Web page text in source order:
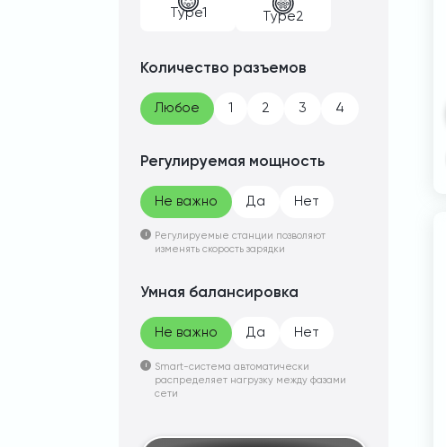
Type1 Type2
Количество разъемов
Любое 1 2 3 4
Регулируемая мощность
Не важно Да Нет
Регулируемые станции позволяют
изменять скорость зарядки
Умная балансировка
Не важно Да Нет
Smart-система автоматически
распределяет нагрузку между фазами
сети